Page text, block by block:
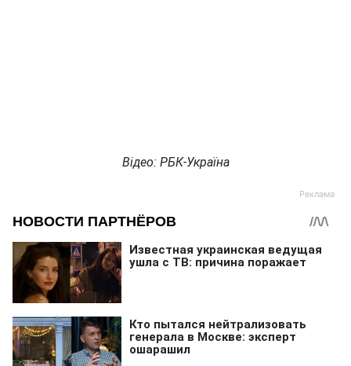
Відео: РБК-Україна